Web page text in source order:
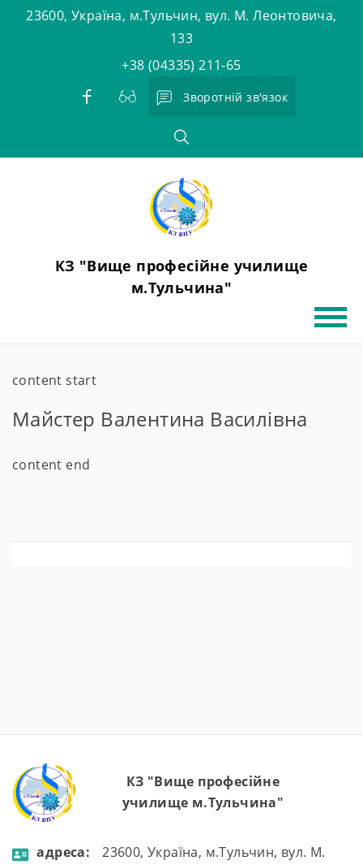
23600, Україна, м.Тульчин, вул. М. Леонтовича,
133
+38 (04335) 211-65
Зворотній зв'язок
КЗ "Вище професійне училище
м.Тульчина"
content start
Майстер Валентина Василівна
content end
КЗ "Вище професійне
училище м.Тульчина"
aдресa:
23600, Україна, м.Тульчин, вул. М.